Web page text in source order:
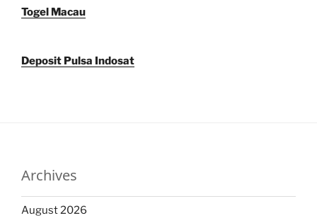
Togel Macau
Deposit Pulsa Indosat
Archives
August 2026